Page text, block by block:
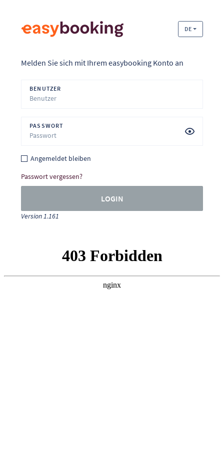
DE
Melden Sie sich mit Ihrem easybooking Konto an
BENUTZER
PASSWORT
Angemeldet bleiben
Passwort vergessen?
LOGIN
Version 1.161